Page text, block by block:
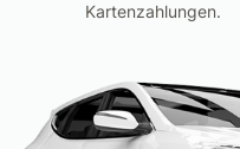
Kartenzahlungen.